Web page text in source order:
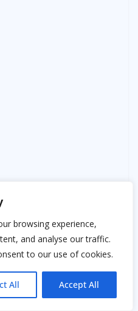
browsing experience,
and analyse our traffic.
to our use of cookies.
All Accept All
говорят: «Спасибо.
маленький, шустрый. Как-
и заплакал.